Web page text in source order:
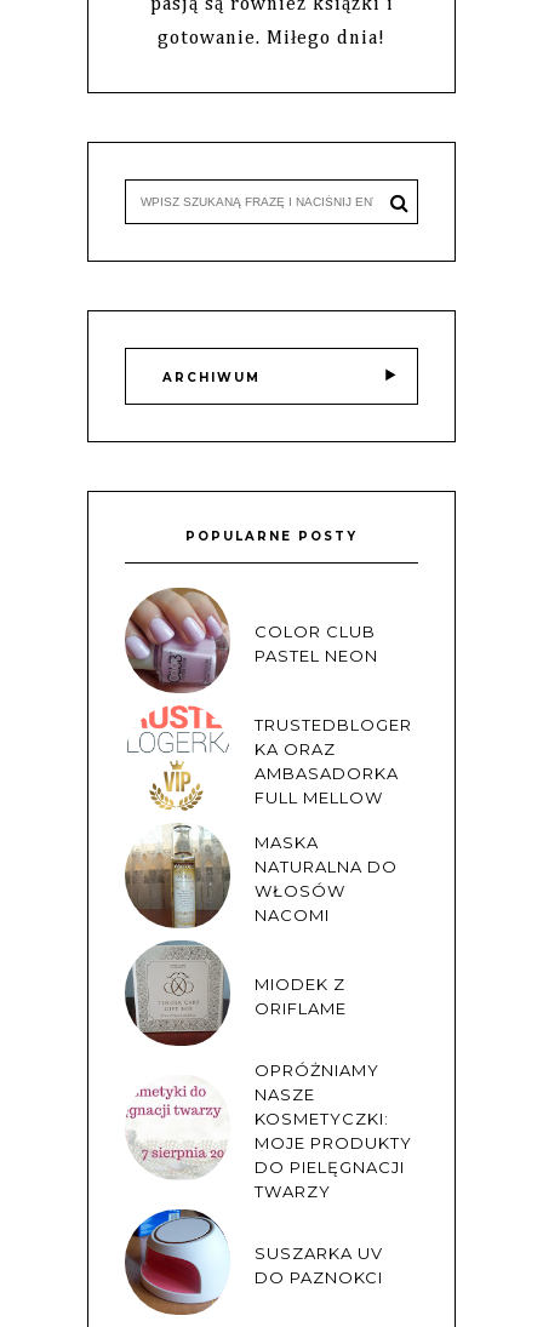
pasją są również książki i
gotowanie. Miłego dnia!
ARCHIWUM
POPULARNE POSTY
COLOR CLUB
PASTEL NEON
TRUSTEDBLOGER
KA ORAZ
AMBASADORKA
FULL MELLOW
MASKA
NATURALNA DO
WŁOSÓW
NACOMI
MIODEK Z
ORIFLAME
OPRÓŻNIAMY
NASZE
KOSMETYCZKI:
MOJE PRODUKTY
DO PIELĘGNACJI
TWARZY
SUSZARKA UV
DO PAZNOKCI